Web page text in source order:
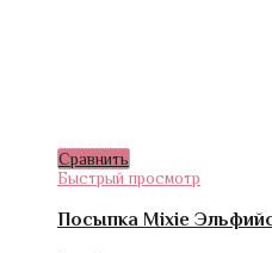
Сравнить
Быстрый просмотр
Посыпка Mixie